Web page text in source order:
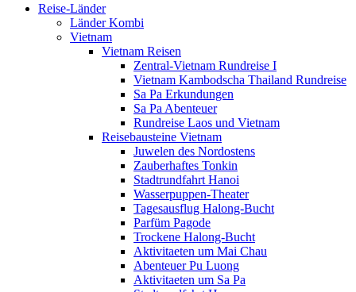
Reise-Länder
Länder Kombi
Vietnam
Vietnam Reisen
Zentral-Vietnam Rundreise I
Vietnam Kambodscha Thailand Rundreise
Sa Pa Erkundungen
Sa Pa Abenteuer
Rundreise Laos und Vietnam
Reisebausteine Vietnam
Juwelen des Nordostens
Zauberhaftes Tonkin
Stadtrundfahrt Hanoi
Wasserpuppen-Theater
Tagesausflug Halong-Bucht
Parfüm Pagode
Trockene Halong-Bucht
Aktivitaeten um Mai Chau
Abenteuer Pu Luong
Aktivitaeten um Sa Pa